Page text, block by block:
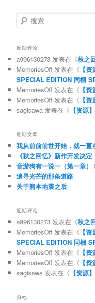
搜
索
近期评论
a996130273 发表在《秋之
MemoriesOff 发表在《 【
SPECIAL EDITION 同梱
MemoriesOff 发表在《 【
MemoriesOff 发表在《 【
sagisawa 发表在《 【资源
近期文章
我从前前前世开始，就一直
《秋之回忆》新作开发决定
音游狗有一说一（第一章
追寻光芒的那条道路
关于熊本地震之后
近期评论
a996130273 发表在《秋之
MemoriesOff 发表在《 【
SPECIAL EDITION 同梱
MemoriesOff 发表在《 【
MemoriesOff 发表在《 【
sagisawa 发表在《 【资源
归档